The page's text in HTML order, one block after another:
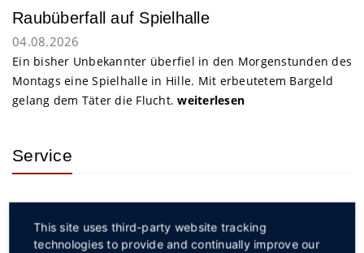
Raubüberfall auf Spielhalle
04.08.2026
Ein bisher Unbekannter überfiel in den Morgenstunden des
Montags eine Spielhalle in Hille. Mit erbeutetem Bargeld
gelang dem Täter die Flucht.weiterlesen
Service
This site uses third-party website tracking
technologies to provide and continually improve our